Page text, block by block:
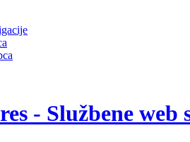
- Službene web